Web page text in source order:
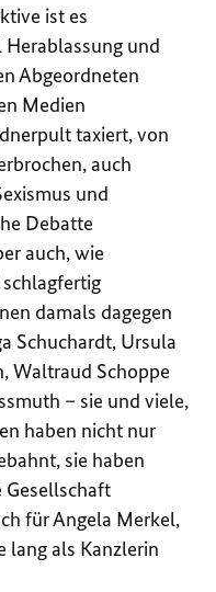
ist es
Herablassung und
Abgeordneten
Medien
taxiert, von
auch
und
Debatte
auch, wie
damals dagegen
Schuchardt, Ursula
Waltraud Schoppe
– sie und viele,
haben nicht nur
sie haben
Gesellschaft
für Angela Merkel,
lang als Kanzlerin